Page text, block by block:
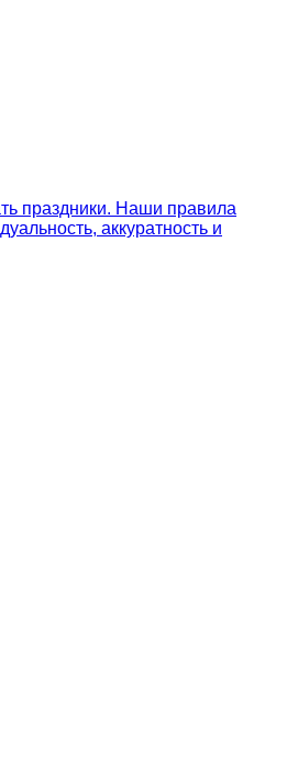
праздники. Наши правила
аккуратность и